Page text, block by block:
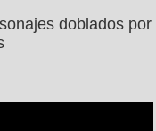
doblados por